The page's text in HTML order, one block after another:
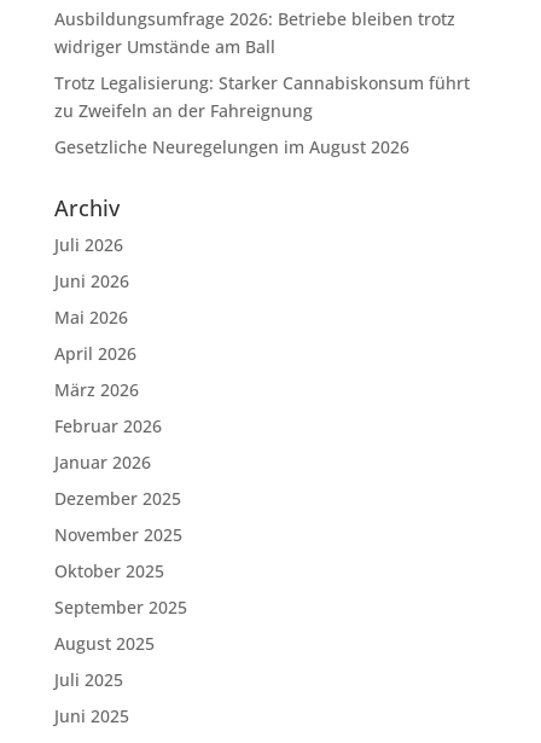
Ausbildungsumfrage 2026: Betriebe bleiben trotz
widriger Umstände am Ball
Trotz Legalisierung: Starker Cannabiskonsum führt
zu Zweifeln an der Fahreignung
Gesetzliche Neuregelungen im August 2026
Archiv
Juli 2026
Juni 2026
Mai 2026
April 2026
März 2026
Februar 2026
Januar 2026
Dezember 2025
November 2025
Oktober 2025
September 2025
August 2025
Juli 2025
Juni 2025